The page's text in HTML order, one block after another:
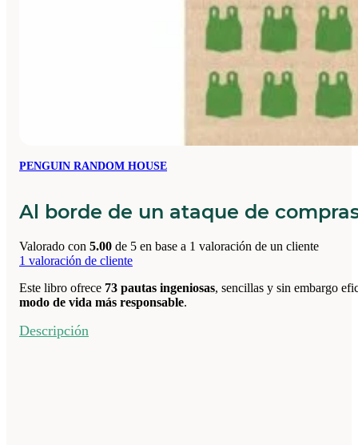
PENGUIN RANDOM HOUSE
Al borde de un ataque de
Valorado con 5.00 de 5 en base a 1 valoración de un cliente
1 valoración de cliente
Este libro ofrece 73 pautas ingeniosas, sencillas y sin embargo
modo de vida más responsable.
Descripción